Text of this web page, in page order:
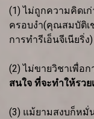
(1) ไม่ถูกความคิดเ
ครอบงำ(คุณสมบัติเ
การทำรีเอ็นจีเนียริ่ง)
(2) ไม่ขายวิชาเพื่อ
สนใจ ที่จะทำให้รว
(3) แม้ยามสงบก็หมั่